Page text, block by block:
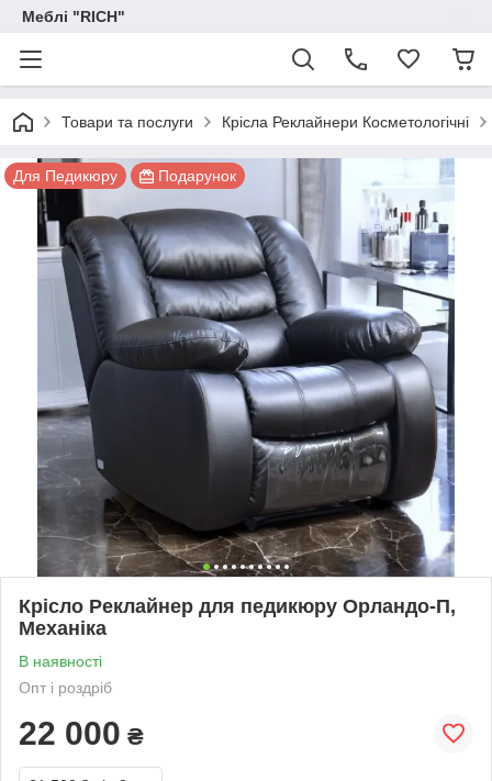
Меблі "RICH"
Товари та послуги Крісла Реклайнери Косметологічні
Для Педикюру Подарунок
Крісло Реклайнер для педикюру Орландо-П,
Механіка
В наявності
Опт і роздріб
22 000 ₴